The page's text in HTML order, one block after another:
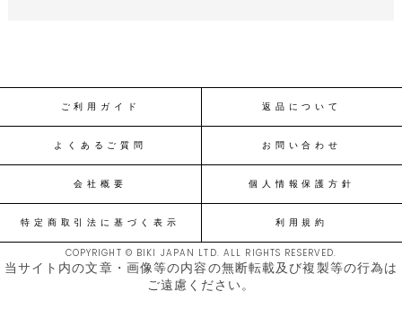
ご利用ガイド 返品について
よくあるご質問 お問い合わせ
会社概要 個人情報保護方針
特定商取引法に基づく表示 利用規約
COPYRIGHT © BIKI JAPAN LTD. ALL RIGHTS RESERVED.
当サイト内の文章・画像等の内容の無断転載及び複製等の行為は
ご遠慮ください。